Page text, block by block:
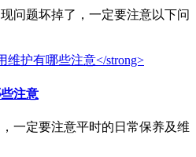
问题坏掉了，一定要注意以下问
注意
一定要注意平时的日常保养及维